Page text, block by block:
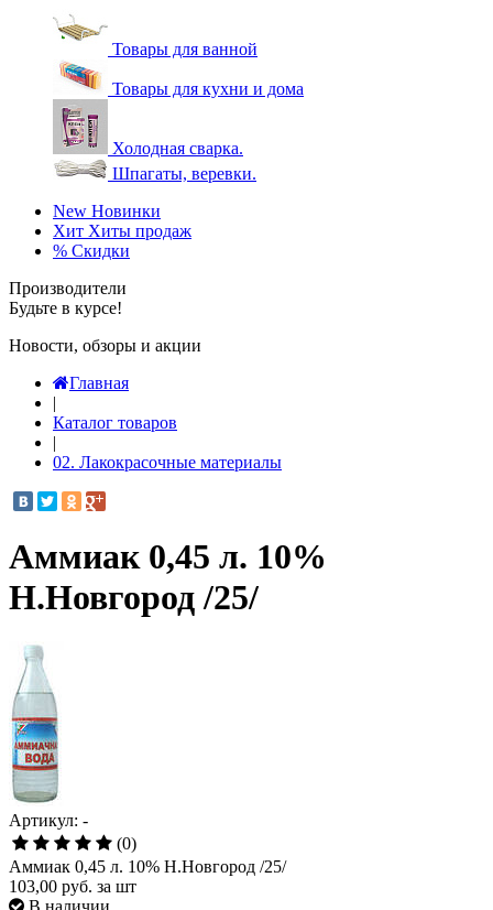
Товары для ванной
Товары для кухни и дома
Холодная сварка.
Шпагаты, веревки.
New Новинки
Хит Хиты продаж
% Скидки
Производители
Будьте в курсе!
Новости, обзоры и акции
Главная
|
Каталог товаров
|
02. Лакокрасочные материалы
Аммиак 0,45 л. 10%
Н.Новгород /25/
Артикул: -
(0)
Аммиак 0,45 л. 10% Н.Новгород /25/
103,00 руб. за шт
В наличии